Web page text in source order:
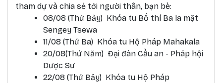
tham dự và chia sẻ tới người thân, bạn bè:
08/08 (Thứ Bảy) Khóa tu Bố thí Ba la mật
Sengey Tsewa
11/08 (Thứ Ba) Khóa tu Hộ Pháp Mahakala
20/08(Thứ Năm) Đại đàn Cầu an - Pháp hội
Dược Sư
22/08 (Thứ Bảy) Khóa tu Hộ Pháp